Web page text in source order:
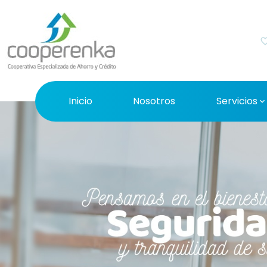
Inicio Nosotros Servicios expand_more